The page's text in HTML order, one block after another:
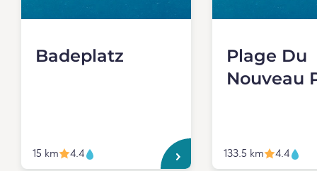
Badeplatz
15 km 4.4
Plage Du
Nouveau
133.5 km 4.4